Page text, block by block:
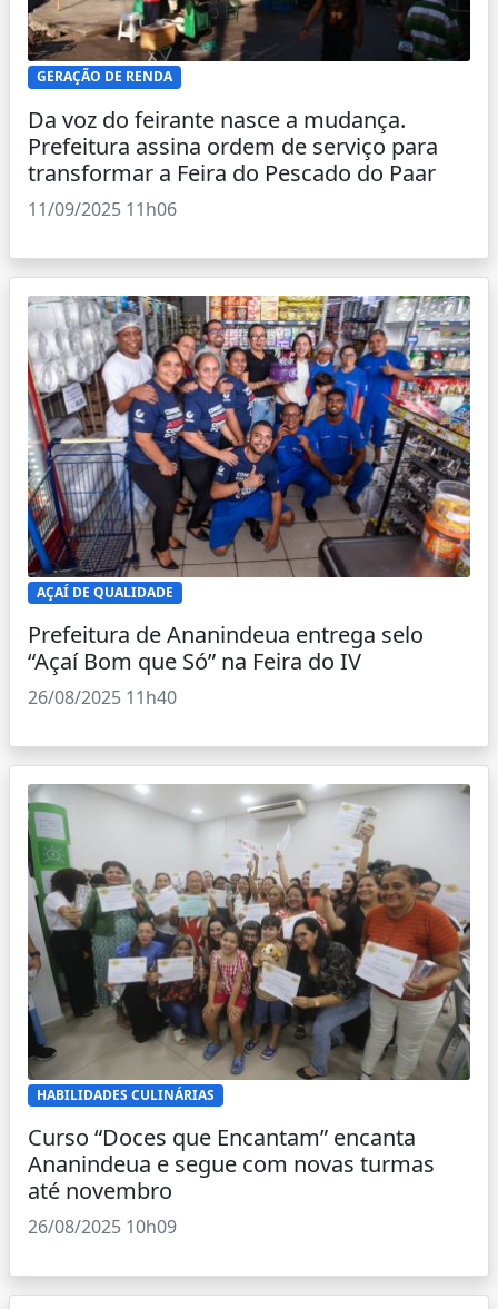
GERAÇÃO DE RENDA
Da voz do feirante nasce a mudança.
Prefeitura assina ordem de serviço para
transformar a Feira do Pescado do Paar
11/09/2025 11h06
AÇAÍ DE QUALIDADE
Prefeitura de Ananindeua entrega selo
“Açaí Bom que Só” na Feira do IV
26/08/2025 11h40
HABILIDADES CULINÁRIAS
Curso “Doces que Encantam” encanta
Ananindeua e segue com novas turmas
até novembro
26/08/2025 10h09